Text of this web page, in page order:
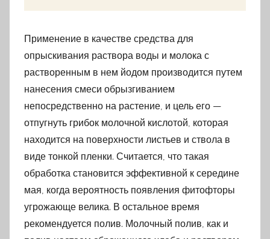
Применение в качестве средства для
опрыскивания раствора воды и молока с
растворенным в нем йодом производится путем
нанесения смеси обрызгиванием
непосредственно на растение, и цель его —
отпугнуть грибок молочной кислотой, которая
находится на поверхности листьев и ствола в
виде тонкой пленки. Считается, что такая
обработка становится эффективной к середине
мая, когда вероятность появления фитофторы
угрожающе велика. В остальное время
рекомендуется полив. Молочный полив, как и